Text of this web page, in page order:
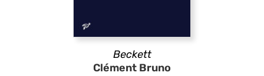
Beckett
Clément Bruno